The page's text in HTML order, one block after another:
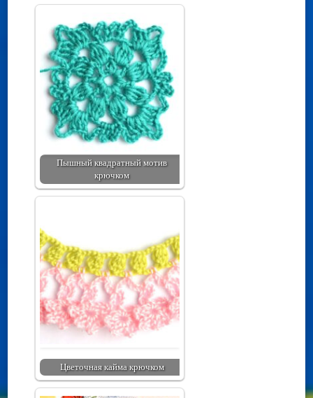
Пышный квадратный мотив
крючком
Цветочная кайма крючком